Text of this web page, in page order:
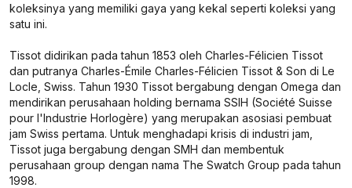
koleksinya yang memiliki gaya yang kekal seperti koleksi yang
satu ini.
Tissot didirikan pada tahun 1853 oleh Charles-Félicien Tissot
dan putranya Charles-Émile Charles-Félicien Tissot & Son di Le
Locle, Swiss. Tahun 1930 Tissot bergabung dengan Omega dan
mendirikan perusahaan holding bernama SSIH (Société Suisse
pour l'Industrie Horlogère) yang merupakan asosiasi pembuat
jam Swiss pertama. Untuk menghadapi krisis di industri jam,
Tissot juga bergabung dengan SMH dan membentuk
perusahaan group dengan nama The Swatch Group pada tahun
1998.